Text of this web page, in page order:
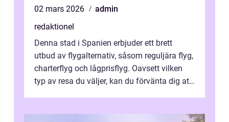
02 mars 2026
admin
redaktionel
Denna stad i Spanien erbjuder ett brett
utbud av flygalternativ, såsom reguljära flyg,
charterflyg och lågprisflyg. Oavsett vilken
typ av resa du väljer, kan du förvänta dig att